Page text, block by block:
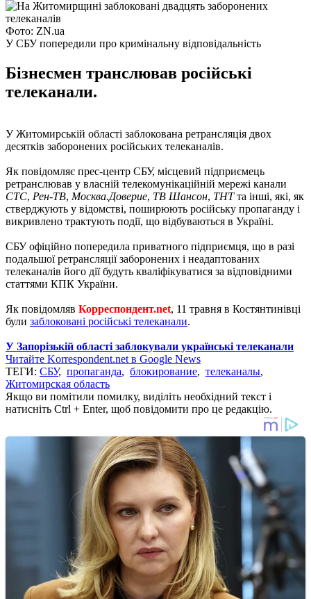
Фото: ZN.ua
У СБУ попередили про кримінальну відповідальність
Бізнесмен транслював російські
телеканали.
У Житомирській області заблокована ретрансляція двох
десятків заборонених російських телеканалів.
Як повідомляє прес-центр СБУ, місцевий підприємець
ретранслював у власній телекомунікаційній мережі канали
СТС, Рен-ТВ, Москва.Доверие, ТВ Шансон, ТНТта інші, які, як
стверджують у відомстві, поширюють російську пропаганду і
викривлено трактують події, що відбуваються в Україні.
СБУ офіційно попередила приватного підприємця, що в разі
подальшої ретрансляції заборонених і неадаптованих
телеканалів його дії будуть кваліфікуватися за відповідними
статтями КПК України.
Як повідомляв Корреспондент.net, 11 травня в Костянтинівці
були заблоковані російські телеканали.
У Запорізькій області заблокували українські телеканали
Читайте Korrespondent.net в Google News
ТЕГИ: СБУ, пропаганда, блокирование, телеканалы,
Житомирская область
Якщо ви помітили помилку, виділіть необхідний текст і
натисніть Ctrl + Enter, щоб повідомити про це редакцію.